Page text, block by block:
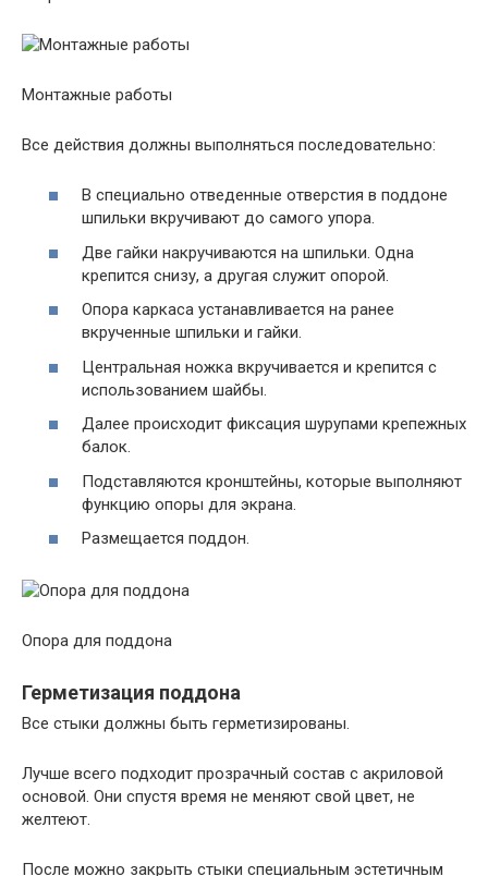
Монтажные работы
Все действия должны выполняться последовательно:
В специально отведенные отверстия в поддоне
шпильки вкручивают до самого упора.
Две гайки накручиваются на шпильки. Одна
крепится снизу, а другая служит опорой.
Опора каркаса устанавливается на ранее
вкрученные шпильки и гайки.
Центральная ножка вкручивается и крепится с
использованием шайбы.
Далее происходит фиксация шурупами крепежных
балок.
Подставляются кронштейны, которые выполняют
функцию опоры для экрана.
Размещается поддон.
Опора для поддона
Герметизация поддона
Все стыки должны быть герметизированы.
Лучше всего подходит прозрачный состав с акриловой
основой. Они спустя время не меняют свой цвет, не
желтеют.
После можно закрыть стыки специальным эстетичным